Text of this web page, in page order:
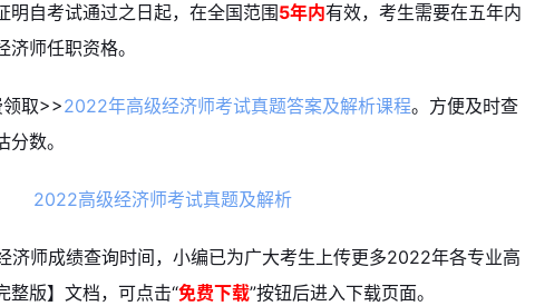
明自考试通过之日起，在全国范围5年内有效，考生需要在五年内
师任职资格。
取>>2022年高级经济师考试真题答案及解析课程。方便及时查
数。
济师成绩查询时间，小编已为广大考生上传更多2022年各专业高
整版】文档，可点击“免费下载”按钮后进入下载页面。